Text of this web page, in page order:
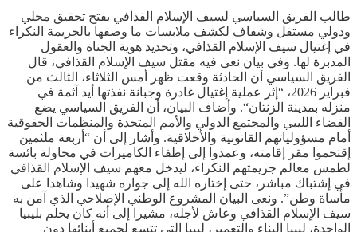
طالب الفريق السياسي لسيف الإسلام القذافي بفتح تحقيق محلي
ودولي مستقل وشفاف لكشف ملابسات ما وصفها بالجريمة النكراء
في إغتيال سيف الإسلام القذافي، وتحديد هوية الجناة والعقول
المدبرة لها. وفي بيان نعى فيه مقتل سيف الإسلام القذافي، قال
الفريق السياسي أن الحادثة وقعت ظهر أمس الثلاثاء، الثالث من
فبراير 2026، “إثر عملية إغتيال غادرة وجبانة نفذتها أيد آثمة في
منزله بمدينة الزنتان“. وأضاف البيان، أن الفريق السياسي يضع
القضاء الليبي والمجتمع الدولي والأمم المتحدة والمنظمات الحقوقية
أمام مسؤولياتهم القانونية والأخلاقية. وأشار إلى أن “أربعة ملثمين
إقتحموا مقر إقامته، وعمدوا إلى إطفاء الكاميرات في محاولة بائسة
لطمس معالم جريمتهم النكراء، ليدخل معهم سيف الإسلام القذافي
في إشتباك مباشر، حتى إختاره الله إلى جواره شهيدا وشاهدا على
مأساة وطن”. ونعى البيان المشروع الوطني الإصلاحي الذي آمن به
سيف الإسلام القذافي وعاش لأجله، مشيرا إلى أنه كان يحلم بليبيا
الواحدة، ليبيا البناء والتعمير، ليبيا التي تتسع لجميع أبنائها دون